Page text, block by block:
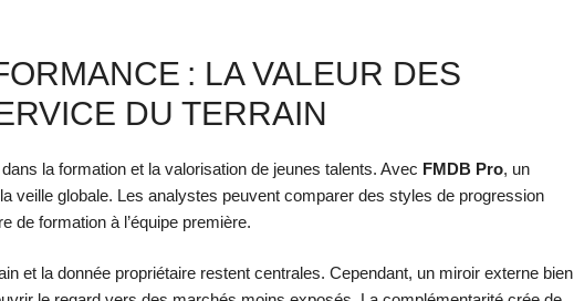
: LA VALEUR DES
DU TERRAIN
la formation et la valorisation de jeunes talents. Avec FMDB Pro, un
veille globale. Les analystes peuvent comparer des styles de progression
de formation à l’équipe première.
et la donnée propriétaire restent centrales. Cependant, un miroir externe bien